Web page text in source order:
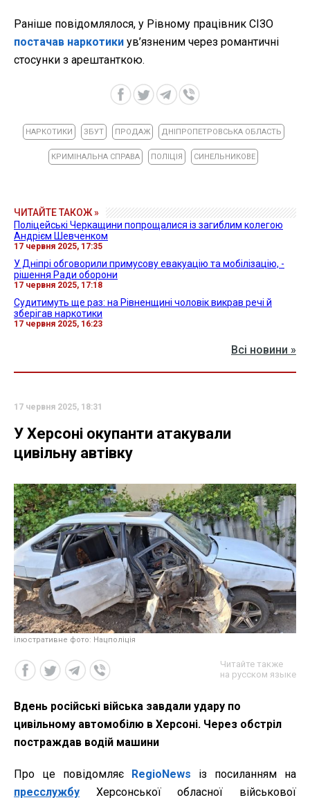
Раніше повідомлялося, у Рівному працівник СІЗО
постачав наркотики ув’язненим через романтичні
стосунки з арештанткою.
НАРКОТИКИ ЗБУТ ПРОДАЖ ДНІПРОПЕТРОВСЬКА ОБЛАСТЬ
КРИМІНАЛЬНА СПРАВА ПОЛІЦІЯ СИНЕЛЬНИКОВЕ
ЧИТАЙТЕ ТАКОЖ »
Поліцейські Черкащини попрощалися із загиблим колегою
Андрієм Шевченком
17 червня 2025, 17:35
У Дніпрі обговорили примусову евакуацію та мобілізацію, -
рішення Ради оборони
17 червня 2025, 17:18
Судитимуть ще раз: на Рівненщині чоловік викрав речі й
зберігав наркотики
17 червня 2025, 16:23
Всі новини »
17 червня 2025, 18:31
У Херсоні окупанти атакували
цивільну автівку
ілюстративне фото: Нацполіція
Читайте также
на русском языке
Вдень російські війська завдали удару по
цивільному автомобілю в Херсоні. Через обстріл
постраждав водій машини
Про це повідомляє RegioNews із посиланням на
пресслужбу Херсонської обласної військової